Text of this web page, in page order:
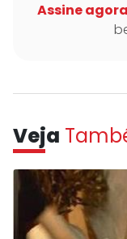
Assine agora
Veja